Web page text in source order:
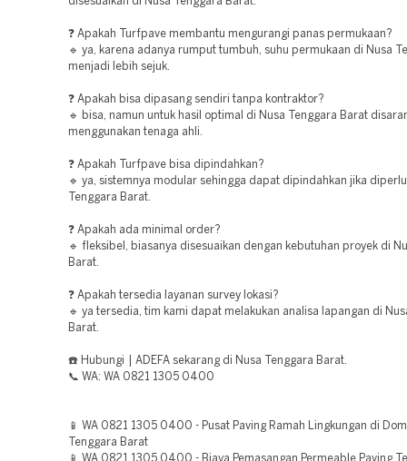
❓ Apakah Turfpave membantu mengurangi panas permukaan?
🔹 ya, karena adanya rumput tumbuh, suhu permukaan di Nusa
menjadi lebih sejuk.
❓ Apakah bisa dipasang sendiri tanpa kontraktor?
🔹 bisa, namun untuk hasil optimal di Nusa Tenggara Barat
menggunakan tenaga ahli.
❓ Apakah Turfpave bisa dipindahkan?
🔹 ya, sistemnya modular sehingga dapat dipindahkan jika
Tenggara Barat.
❓ Apakah ada minimal order?
🔹 fleksibel, biasanya disesuaikan dengan kebutuhan proyek di
Barat.
❓ Apakah tersedia layanan survey lokasi?
🔹 ya tersedia, tim kami dapat melakukan analisa lapangan di
Barat.
☎️ Hubungi | ADEFA sekarang di Nusa Tenggara Barat.
📞 WA: WA 0821 1305 0400
📱 WA 0821 1305 0400 - Pusat Paving Ramah Lingkungan di
Tenggara Barat
📱 WA 0821 1305 0400 - Biaya Pemasangan Permeable Paving